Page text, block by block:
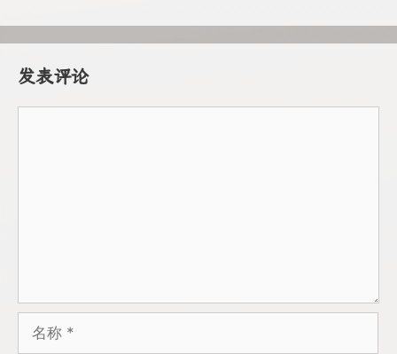
发表评论